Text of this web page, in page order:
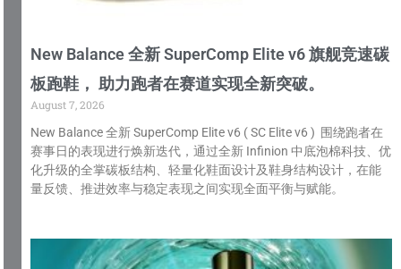
New Balance 全新 SuperComp Elite v6 旗舰竞速碳
板跑鞋， 助力跑者在赛道实现全新突破。
August 7, 2026
New Balance 全新 SuperComp Elite v6 ( SC Elite v6 ) 围绕跑者在
赛事日的表现进行焕新迭代，通过全新 Infinion 中底泡棉科技、优
化升级的全掌碳板结构、轻量化鞋面设计及鞋身结构设计，在能
量反馈、推进效率与稳定表现之间实现全面平衡与赋能。